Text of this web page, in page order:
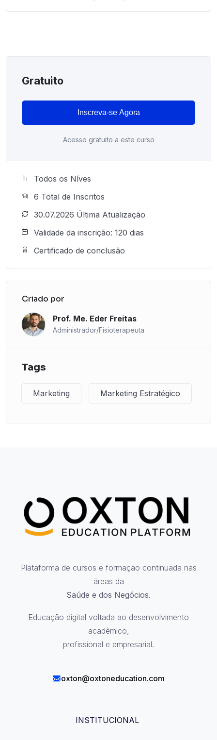
Gratuito
Inscreva-se Agora
Acesso gratuito a este curso
Todos os Níves
6 Total de Inscritos
30.07.2026 Última Atualização
Validade da inscrição: 120 dias
Certificado de conclusão
Criado por
Prof. Me. Eder Freitas
Administrador/Fisioterapeuta
Tags
Marketing Marketing Estratégico
Plataforma de cursos e formação continuada nas
áreas da
Saúde e dos Negócios.
Educação digital voltada ao desenvolvimento
acadêmico,
profissional e empresarial.
oxton@oxtoneducation.com
INSTITUCIONAL